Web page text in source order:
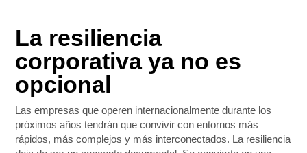
La resiliencia
corporativa ya no es
opcional
Las empresas que operen internacionalmente durante los
próximos años tendrán que convivir con entornos más
rápidos, más complejos y más interconectados. La resiliencia